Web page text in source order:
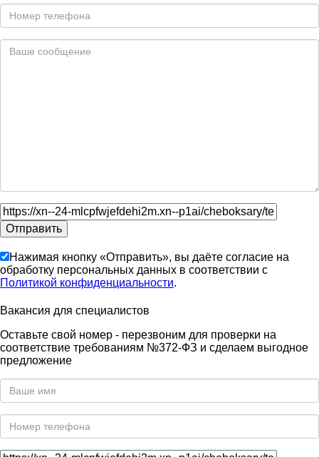
Нажимая кнопку «Отправить», вы даёте согласие на
обработку персональных данных в соответствии с
Политикой конфиденциальности.
Вакансия для специалистов
Оставьте свой номер - перезвоним для проверки на
соответствие требованиям №372-ФЗ и сделаем выгодное
предложение